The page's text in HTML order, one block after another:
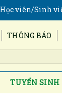
Học viên/Sinh
THÔNG BÁO
TUYỂN SINH